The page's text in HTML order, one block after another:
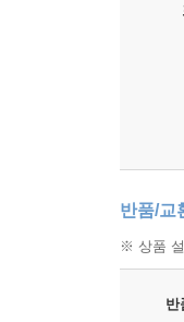
반품/교
※ 상품
반